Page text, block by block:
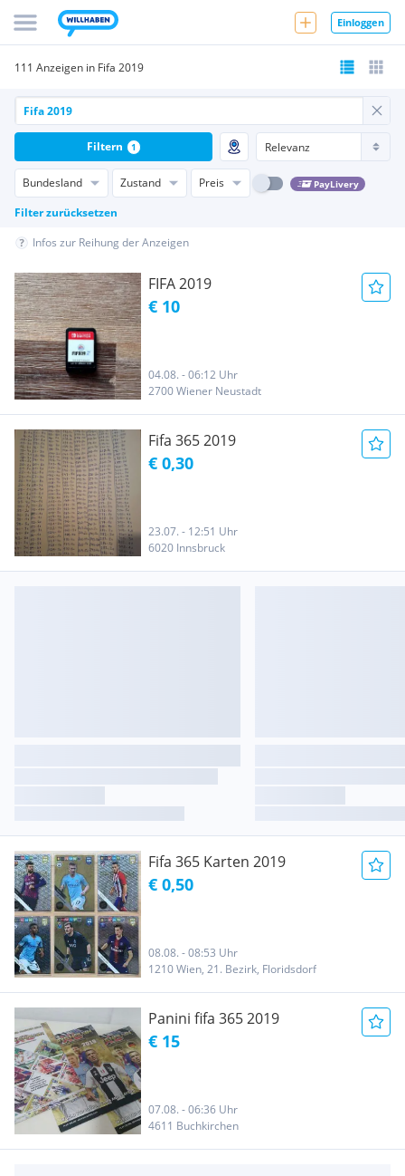
Einloggen
111 Anzeigen in Fifa 2019
Bundesland Zustand Preis PayLivery
Filter zurücksetzen
Filtern 1
Infos zur Reihung der Anzeigen
FIFA 2019
€ 10
04.08. - 06:12 Uhr
2700 Wiener Neustadt
Fifa 365 2019
€ 0,30
23.07. - 12:51 Uhr
6020 Innsbruck
Fifa 365 Karten 2019
€ 0,50
08.08. - 08:53 Uhr
1210 Wien, 21. Bezirk, Floridsdorf
Panini fifa 365 2019
€ 15
07.08. - 06:36 Uhr
4611 Buchkirchen